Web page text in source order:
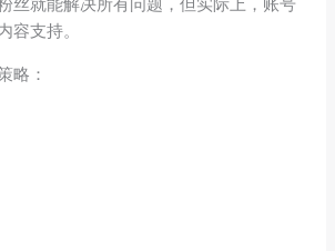
容支持。
略：